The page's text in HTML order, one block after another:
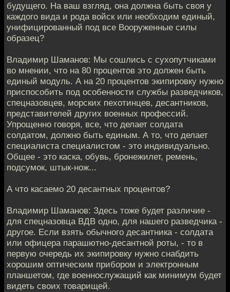
будущего. На ваш взгляд, она должна быть своя у
каждого вида и рода войск или необходим единый,
унифицированный под все Вооруженные силы
образец?
Владимир Шаманов: Мы сошлись с сухопутчиками
во мнении, что на 80 процентов это должен быть
единый модуль. А на 20 процентов экипировку нужно
приспособить под особенности службы разведчиков,
спецназовцев, морских пехотинцев, десантников,
представителей других военных профессий.
Упрощенно говоря, все, что делает солдата
солдатом, должно быть единым. А то, что делает
специалиста специалистом - это индивидуально.
Общее - это каска, обувь, бронежилет, ремень,
подсумок, штык-нож...
А что касаемо 20 десантных процентов?
Владимир Шаманов: Здесь тоже будет различие -
для спецназовца ВДВ одно, для нашего разведчика -
другое. Если взять обычного десантника - солдата
или офицера парашютно-десантной роты, - то в
первую очередь их экипировку нужно снабдить
хорошим оптическим прибором и электронным
планшетом, где военнослужащий как минимум будет
видеть своих товарищей.